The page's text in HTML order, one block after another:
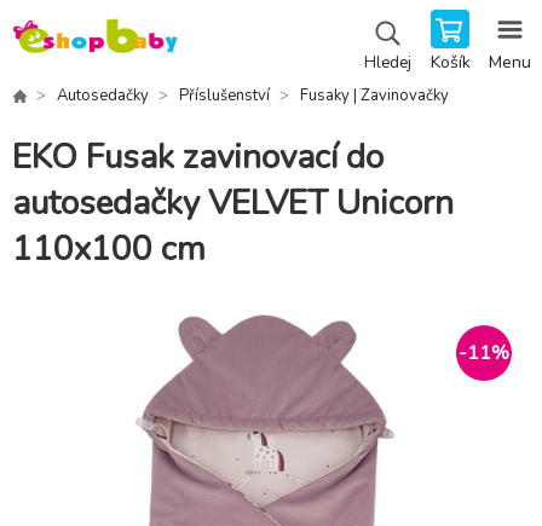
Hledej Košík Menu
Autosedačky Příslušenství Fusaky | Zavinovačky
EKO Fusak zavinovací do
autosedačky VELVET Unicorn
110x100 cm
-11%